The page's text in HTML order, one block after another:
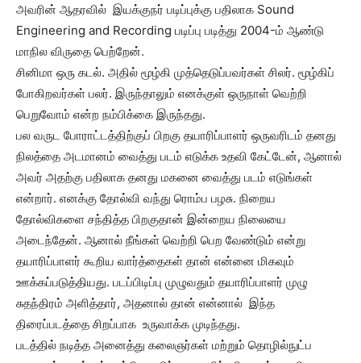
அவரின் ஆதரவில் இயக்குநர் படிப்புக்கு பதிலாக Sound
Engineering and Recording படிப்பு படித்து 2004-ம் ஆண்டு
மாநில விருதை பெற்றேன்.
சினிமா ஒரு கடல். அதில் மூழ்கி முத்தெடுப்பவர்கள் சிலர். மூழ்கிப்
போகிறவர்கள் பலர். இருந்தாலும் எனக்குள் ஒருநாள் வெற்றி
பெறுவோம் என்ற நம்பிக்கை இருந்தது.
பல வருட போராட்டத்திற்குப் பிறகு தயாரிப்பாளர் ஒருவரிடம் தனது
நிலத்தை அடமானம் வைத்து படம் எடுக்க உதவி கேட்டேன், ஆனால்
அவர் அதற்கு பதிலாக தனது மகனை வைத்து படம் எடுங்கள்
என்றார். எனக்கு தோல்வி வந்து ரொம்ப பழசு. நிறைய
தோல்விகளை சந்தித்த பிறகுதான் இன்றைய நிலையை
அடைந்தேன். ஆனால் நீங்கள் வெற்றி பெற வேண்டும் என்று
தயாரிப்பாளர் கூறிய வார்த்தைகள் தான் என்னை மிகவும்
ஊக்கப்படுத்தியது. படப்பிடிப்பு முழுவதும் தயாரிப்பாளர் முழு
சுதந்திரம் அளித்தார், அதனால் தான் என்னால் இந்த
திரைப்படத்தை சிறப்பாக உருவாக்க முடிந்தது.
படத்தில் நடித்த அனைத்து கலைஞர்கள் மற்றும் தொழில்நுட்ப